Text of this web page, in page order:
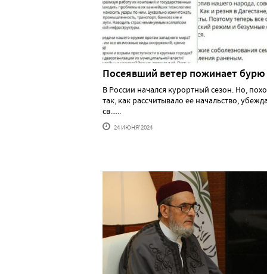
Посеявший ветер пожинает бурю
В России начался курортный сезон. Но,
так, как рассчитывало ее начальство,
св......
24 ИЮНЯ'2024